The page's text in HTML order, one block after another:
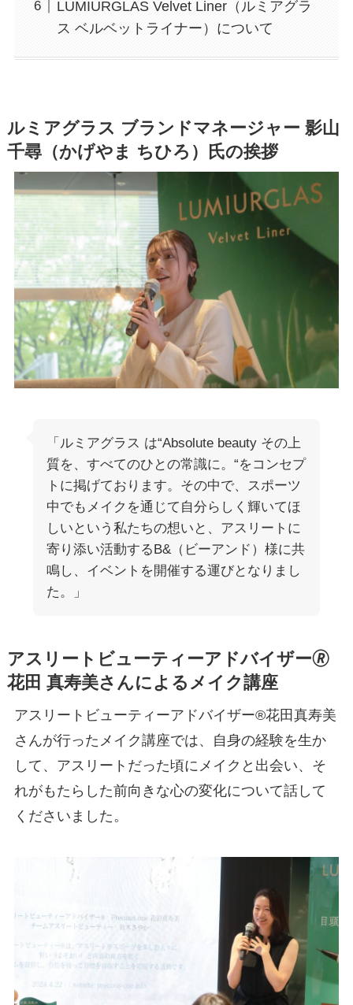
LUMIURGLAS Velvet Liner（ルミアグラ
ス ベルベットライナー）について
ルミアグラス ブランドマネージャー 影山
千尋（かげやま ちひろ）
氏の挨拶
「ルミアグラス は“Absolute beauty その上
質を、すべてのひとの常識に。“をコンセプ
トに掲げております。その中で、スポーツ
中でもメイクを通じて自分らしく輝いてほ
しいという私たちの想いと、アスリートに
寄り添い活動するB&（ビーアンド）様に共
鳴し、イベントを開催する運びとなりまし
た。」
アスリートビューティーアドバイザー🄬
花田 真寿美さんによるメイク講座
アスリートビューティーアドバイザー®花田真寿美
さんが行ったメイク講座では、自身の経験を生か
して、アスリートだった頃にメイクと出会い、そ
れがもたらした前向きな心の変化について話して
くださいました。